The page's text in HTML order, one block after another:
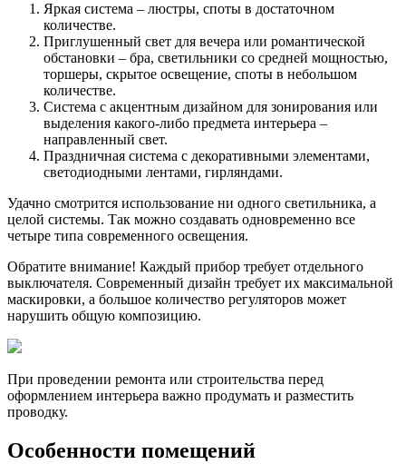
Яркая система – люстры, споты в достаточном
количестве.
Приглушенный свет для вечера или романтической
обстановки – бра, светильники со средней мощностью,
торшеры, скрытое освещение, споты в небольшом
количестве.
Система с акцентным дизайном для зонирования или
выделения какого-либо предмета интерьера –
направленный свет.
Праздничная система с декоративными элементами,
светодиодными лентами, гирляндами.
Удачно смотрится использование ни одного светильника, а
целой системы. Так можно создавать одновременно все
четыре типа современного освещения.
Обратите внимание! Каждый прибор требует отдельного
выключателя. Современный дизайн требует их максимальной
маскировки, а большое количество регуляторов может
нарушить общую композицию.
При проведении ремонта или строительства перед
оформлением интерьера важно продумать и разместить
проводку.
Особенности помещений